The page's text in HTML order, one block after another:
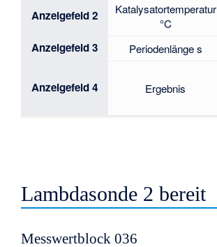
Anzeigefeld 2
Katalysatortemperatur
°C
Anzeigefeld 3 Periodenlänge s
Anzeigefeld 4 Ergebnis
Lambdasonde 2 bereit
Messwertblock 036